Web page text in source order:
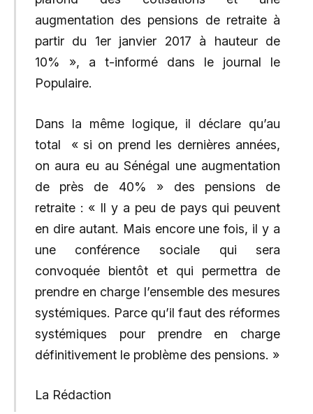
augmentation des pensions de retraite à
partir du 1er janvier 2017 à hauteur de
10% », a t-informé dans le journal le
Populaire.
Dans la même logique, il déclare qu’au
total « si on prend les dernières années,
on aura eu au Sénégal une augmentation
de près de 40% » des pensions de
retraite : « Il y a peu de pays qui peuvent
en dire autant. Mais encore une fois, il y a
une conférence sociale qui sera
convoquée bientôt et qui permettra de
prendre en charge l’ensemble des mesures
systémiques. Parce qu’il faut des réformes
systémiques pour prendre en charge
définitivement le problème des pensions. »
La Rédaction